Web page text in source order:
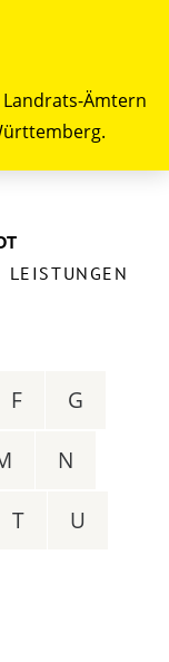
Ämtern
LEISTUNGEN
F G
N
T U